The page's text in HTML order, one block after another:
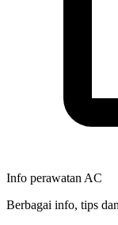
Info perawatan AC
Berbagai info, tips